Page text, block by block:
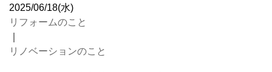
2025/06/18(水)
リフォームのこと
リノベーションのこと